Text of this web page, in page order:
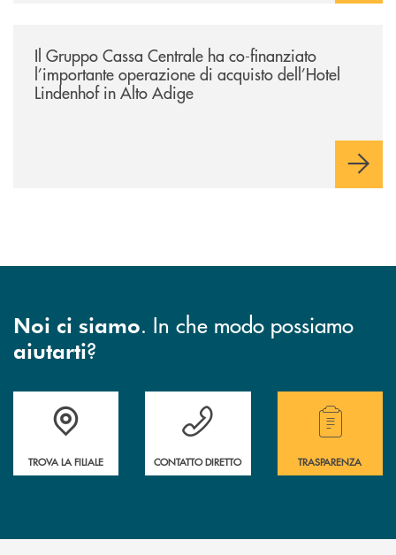
Il Gruppo Cassa Centrale ha co-finanziato
l’importante operazione di acquisto dell’Hotel
Lindenhof in Alto Adige
Noi ci siamo. In che modo possiamo
aiutarti?
Accedi all' elenco completo di indirizzo, telefono e mail delle nostre
TROVA LA FILIALE
Hai bisogno di assistenza immediata?
CONTATTO DIRETTO
Hai bisogno di
TRASPARENZA